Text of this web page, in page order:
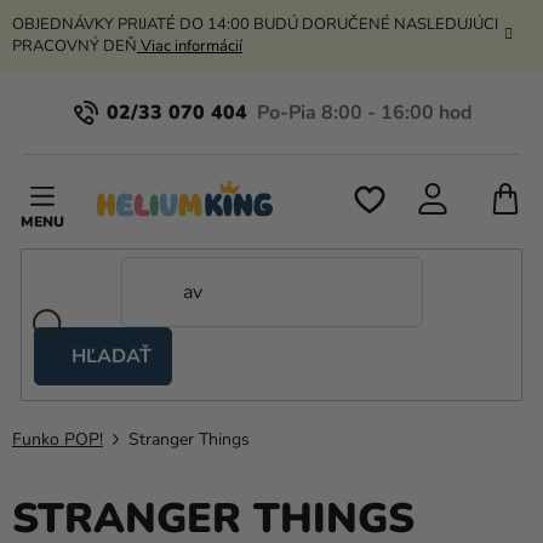
Prejsť
na
OBJEDNÁVKY PRIJATÉ DO 14:00 BUDÚ DORUČENÉ NASLEDUJÚCI
PRACOVNÝ DEŇ Viac informácií
02/33 070 404
HĽADAŤ
stany
Kanekalon
Hélium
a
Funko POP! Stranger Things
STRANGER THINGS